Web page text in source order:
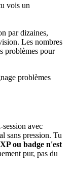
vois un
par dizaines,
Les nombres
problèmes pour
problèmes
avec
sans pression. Tu
ou badge n'est
pur, pas du